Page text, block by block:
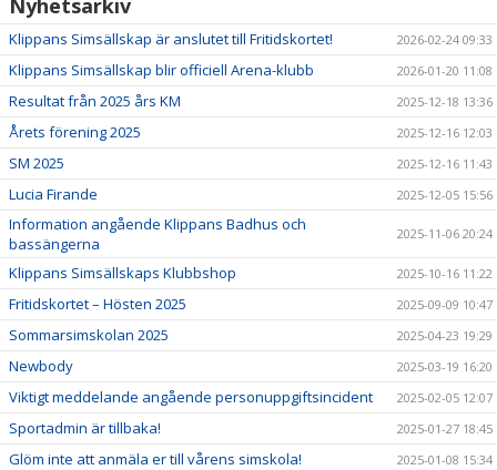
Nyhetsarkiv
Klippans Simsällskap är anslutet till Fritidskortet! 2026-02-24 09:33
Klippans Simsällskap blir officiell Arena-klubb 2026-01-20 11:08
Resultat från 2025 års KM 2025-12-18 13:36
Årets förening 2025 2025-12-16 12:03
SM 2025 2025-12-16 11:43
Lucia Firande 2025-12-05 15:56
Information angående Klippans Badhus och
bassängerna
2025-11-06 20:24
Klippans Simsällskaps Klubbshop 2025-10-16 11:22
Fritidskortet – Hösten 2025 2025-09-09 10:47
Sommarsimskolan 2025 2025-04-23 19:29
Newbody 2025-03-19 16:20
Viktigt meddelande angående personuppgiftsincident 2025-02-05 12:07
Sportadmin är tillbaka! 2025-01-27 18:45
Glöm inte att anmäla er till vårens simskola! 2025-01-08 15:34